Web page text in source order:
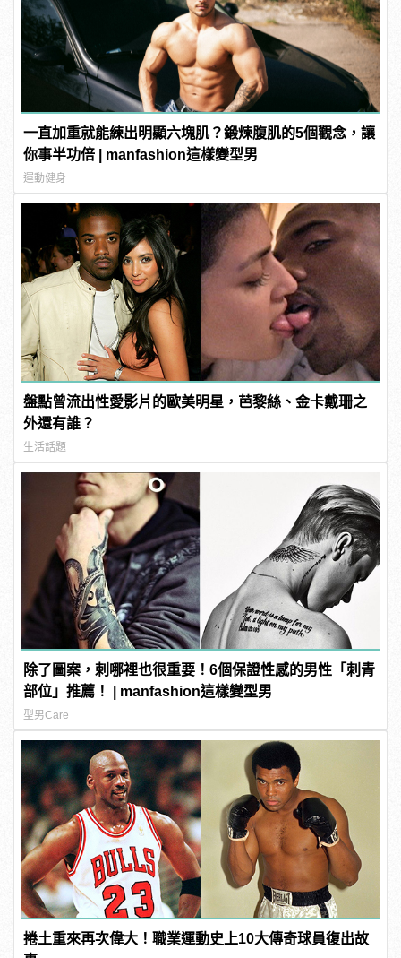
一直加重就能練出明顯六塊肌？鍛煉腹肌的5個觀念，讓
你事半功倍 | manfashion這樣變型男
運動健身
盤點曾流出性愛影片的歐美明星，芭黎絲、金卡戴珊之
外還有誰？
生活話題
除了圖案，刺哪裡也很重要！6個保證性感的男性「刺青
部位」推薦！ | manfashion這樣變型男
型男Care
捲土重來再次偉大！職業運動史上10大傳奇球員復出故